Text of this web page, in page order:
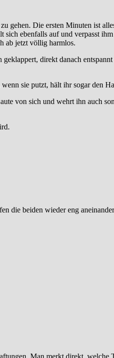
gehen. Die ersten Minuten ist
ebenfalls auf und verpasst
ab jetzt völlig harmlos.
direkt danach
sie putzt, hält ihr sogar den
von sich und wehrt ihn auch
die beiden wieder eng
Man merkt direkt, welche